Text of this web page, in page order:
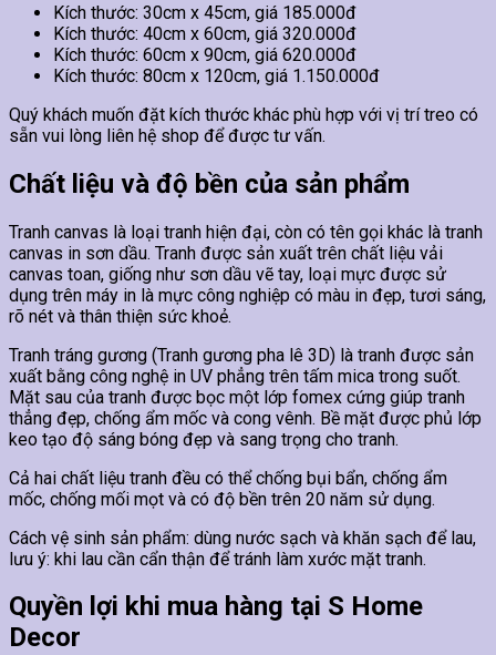
Kích thước: 30cm x 45cm, giá 185.000đ
Kích thước: 40cm x 60cm, giá 320.000đ
Kích thước: 60cm x 90cm, giá 620.000đ
Kích thước: 80cm x 120cm, giá 1.150.000đ
Quý khách muốn đặt kích thước khác phù hợp với vị trí treo có
sẵn vui lòng liên hệ shop để được tư vấn.
Chất liệu và độ bền của sản phẩm
Tranh canvas là loại tranh hiện đại, còn có tên gọi khác là tranh
canvas in sơn dầu. Tranh được sản xuất trên chất liệu vải
canvas toan, giống như sơn dầu vẽ tay, loại mực được sử
dụng trên máy in là mực công nghiệp có màu in đẹp, tươi sáng,
rõ nét và thân thiện sức khoẻ.
Tranh tráng gương (Tranh gương pha lê 3D) là tranh được sản
xuất bằng công nghệ in UV phẳng trên tấm mica trong suốt.
Mặt sau của tranh được bọc một lớp fomex cứng giúp tranh
thẳng đẹp, chống ẩm mốc và cong vênh. Bề mặt được phủ lớp
keo tạo độ sáng bóng đẹp và sang trọng cho tranh.
Cả hai chất liệu tranh đều có thể chống bụi bẩn, chống ẩm
mốc, chống mối mọt và có độ bền trên 20 năm sử dụng.
Cách vệ sinh sản phẩm: dùng nước sạch và khăn sạch để lau,
lưu ý: khi lau cần cẩn thận để tránh làm xước mặt tranh.
Quyền lợi khi mua hàng tại S Home
Decor